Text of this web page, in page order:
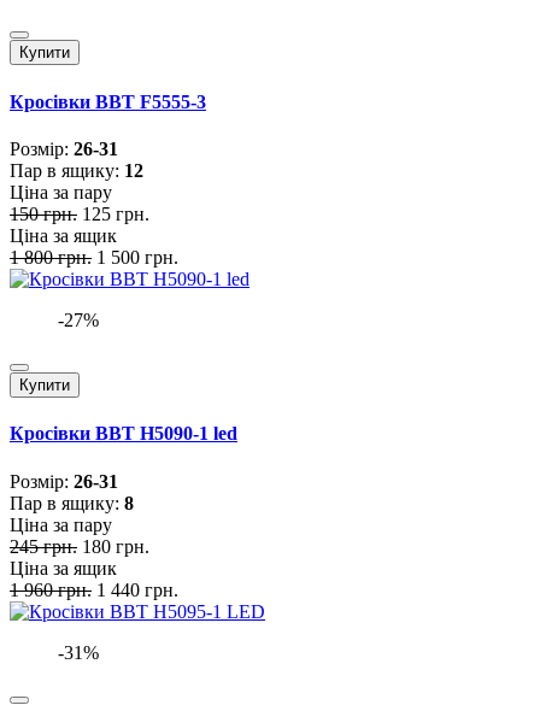
Купити
Кросівки BBT F5555-3
Розмiр: 26-31
Пар в ящику: 12
Ціна за пару
150 грн. 125 грн.
Ціна за ящик
1 800 грн. 1 500 грн.
-27%
Купити
Кросівки BBT H5090-1 led
Розмiр: 26-31
Пар в ящику: 8
Ціна за пару
245 грн. 180 грн.
Ціна за ящик
1 960 грн. 1 440 грн.
-31%